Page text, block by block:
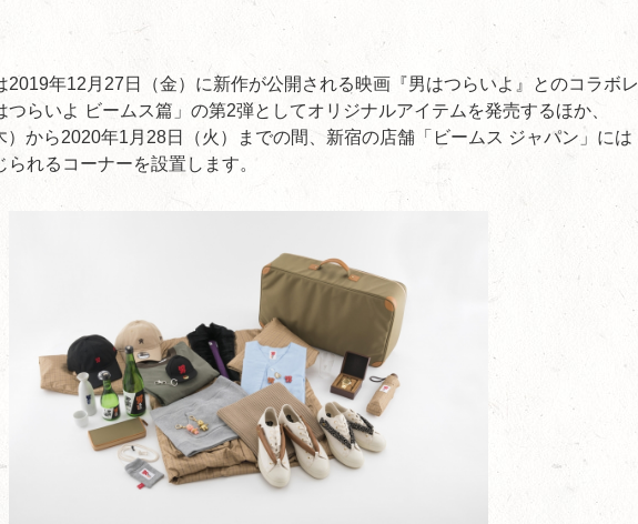
2019年12月27日（金）に新作が公開される映画『男はつらいよ』とのコラボレ
つらいよ ビームス篇」の第2弾としてオリジナルアイテムを発売するほか、
）から2020年1月28日（火）までの間、新宿の店舗「ビームス ジャパン」には
れるコーナーを設置します。